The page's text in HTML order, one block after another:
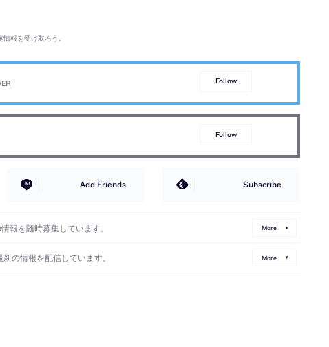
報を受け取ろう。
Follow
Follow
Add Friends Subscribe
報を随時募集しています。 More
の情報を配信しています。 More